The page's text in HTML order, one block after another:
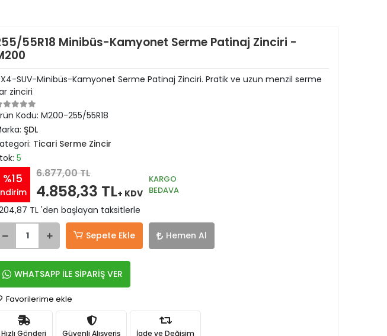
55R18 Minibüs-Kamyonet Serme Patinaj Zinciri -
SUV-Minibüs-Kamyonet Serme Patinaj Zinciri. Pratik ve uzun menzil serme
zinciri
Kodu: M200-255/55R18
ŞDL
Ticari Serme Zincir
5
%15 6.877,00 TL
4.858,33 TL+ KDV
KARGO
BEDAVA
TL 'den başlayan taksitlerle
Sepete Ekle Hemen Al
WHATSAPP İLE SİPARİŞ VER
Favorilerime ekle
Hızlı Gönderi Güvenli Alışveriş İade ve Değişim